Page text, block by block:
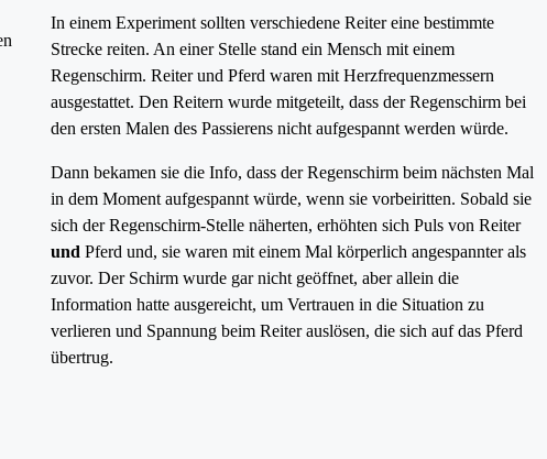
In einem Experiment sollten verschiedene Reiter eine bestimmte
Strecke reiten. An einer Stelle stand ein Mensch mit einem
Regenschirm. Reiter und Pferd waren mit Herzfrequenzmessern
ausgestattet. Den Reitern wurde mitgeteilt, dass der Regenschirm bei
den ersten Malen des Passierens nicht aufgespannt werden würde.
Dann bekamen sie die Info, dass der Regenschirm beim nächsten Mal
in dem Moment aufgespannt würde, wenn sie vorbeiritten. Sobald sie
sich der Regenschirm-Stelle näherten, erhöhten sich Puls von Reiter
undPferd und, sie waren mit einem Mal körperlich angespannter als
zuvor. Der Schirm wurde gar nicht geöffnet, aber allein die
Information hatte ausgereicht, um Vertrauen in die Situation zu
verlieren und Spannung beim Reiter auslösen, die sich auf das Pferd
übertrug.